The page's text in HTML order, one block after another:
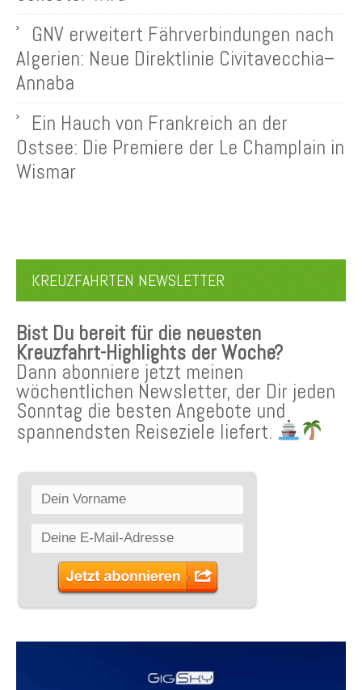
GNV erweitert Fährverbindungen nach
Algerien: Neue Direktlinie Civitavecchia–
Annaba
Ein Hauch von Frankreich an der
Ostsee: Die Premiere der Le Champlain in
Wismar
KREUZFAHRTEN NEWSLETTER
Bist Du bereit für die neuesten
Kreuzfahrt-Highlights der Woche?
Dann abonniere jetzt meinen
wöchentlichen Newsletter, der Dir jeden
Sonntag die besten Angebote und
spannendsten Reiseziele liefert.